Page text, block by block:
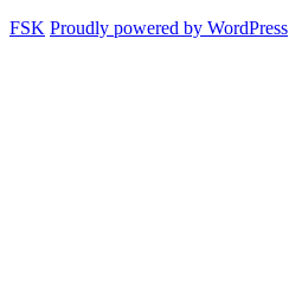
FSK Proudly powered by WordPress